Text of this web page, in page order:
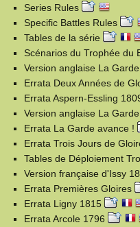
Series Rules
Specific Battles Rules
Tables de la série
Scénarios du Trophée du
Version anglaise La
Errata Deux Années de
Errata Aspern-Essling
Version anglaise La
Errata La Garde avance !
Errata Trois Jours de
Tables de Déploiement
Version française d'Issy
Errata Premières Gloires
Errata Ligny 1815
Errata Arcole 1796